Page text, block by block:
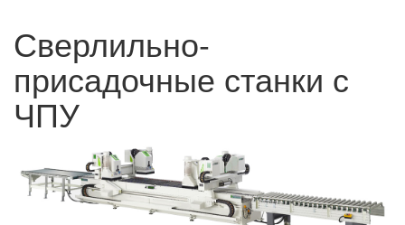
Сверлильно-
присадочные станки с
ЧПУ